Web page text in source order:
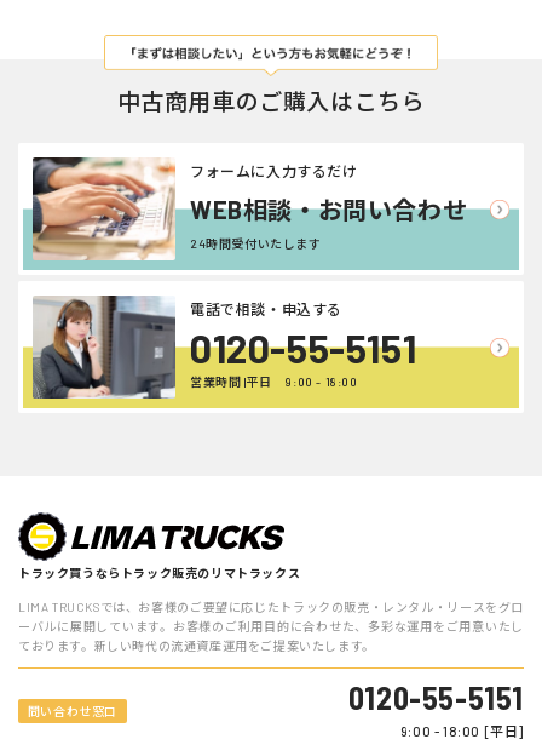
中古商用車のご購入はこちら
WEB相談・お問い合わせ
フォームに入力するだけ
24時間受付いたします
0120-55-5151
電話で相談・申込する
営業時間 |平日 9:00 - 18:00
トラック買うならトラック販売のリマトラックス
LIMA TRUCKSでは、お客様のご要望に応じたトラックの販売・レンタル・リースをグロ
ーバルに展開しています。お客様のご利用目的に合わせた、多彩な運用をご用意いたし
ております。新しい時代の流通資産運用をご提案いたします。
問い合わせ窓口 0120-55-5151
9:00 - 18:00 [平日]